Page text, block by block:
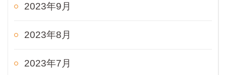
2023年9月
2023年8月
2023年7月